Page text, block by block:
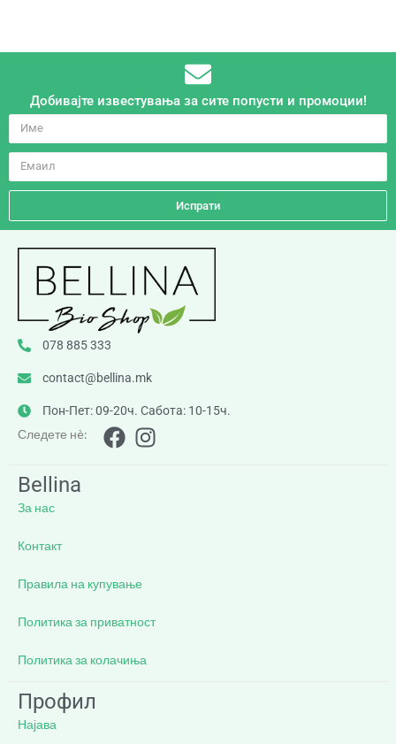
Добивајте известувања за сите попусти и промоции!
Испрати
078 885 333
contact@bellina.mk
Пон-Пет: 09-20ч. Сабота: 10-15ч.
Следете нè:
Bellina
За нас
Контакт
Правила на купување
Политика за приватност
Политика за колачиња
Профил
Најава